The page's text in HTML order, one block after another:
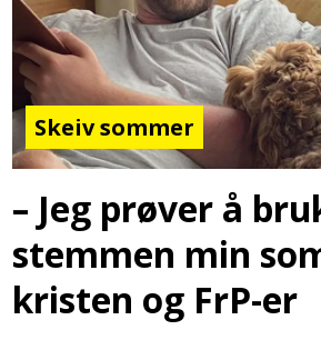
Skeiv sommer
– Jeg prøver å
stemmen min
kristen og FrP-er